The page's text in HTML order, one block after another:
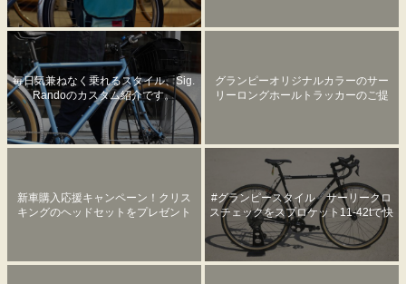
毎日気兼ねなく乗れるスタイル、Sig.
Randoのカスタム紹介です。
グランピーオリジナルカラーのサー
リーロングホールトラッカーのご提
新車購入応援キャンペーン！クリス
キングのヘッドセットをプレゼント
#グランピースタイル サーリークロ
スチェックをスプロケット11-42tで快
適に乗る！ざっくり8万円くらいで
す。